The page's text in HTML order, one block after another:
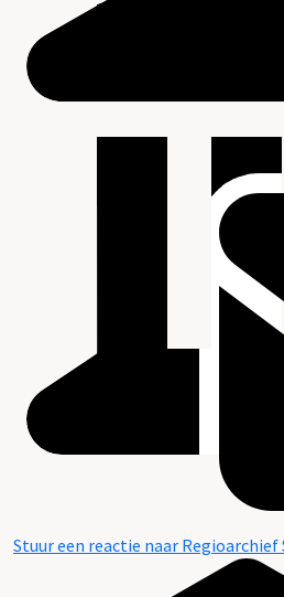
Stuur een reactie naar